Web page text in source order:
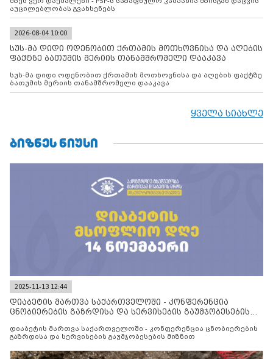
აუცილებლობას გვახსენებს
2026-08-04 10:00
სუს-მა დიდი ოდენობით ქრთამის მოთხოვნისა და აღების
ფაქტზე ბათუმის მერიის თანამშრომელი დააკავა
სუს-მა დიდი ოდენობით ქრთამის მოთხოვნისა და აღების ფაქტზე
ბათუმის მერიის თანამშრომელი დააკავა
ყველა სიახლე
ᲑᲘᲖᲜᲔᲡ ᲜᲘᲣᲡᲘ
2025-11-13 12:44
დიაბეტის მართვა საქართველოში - კონფერენცია
ცნობიერების გაზრდისა და სერვისების გაუმჯობესების
დიაბეტის მართვა საქართველოში - კონფერენცია ცნობიერების
გაზრდისა და სერვისების გაუმჯობესების მიზნით